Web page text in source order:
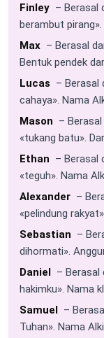
Finley – Berasal
berambut
Max – Berasal
Bentuk pendek
Lucas – Berasal
cahaya». Nama
Mason –
«tukang batu».
Ethan – Berasal
«teguh». Nama
Alexander –
«pelindung
Sebastian –
dihormati».
Daniel – Berasal
hakimku». Nama
Samuel –
Tuhan». Nama